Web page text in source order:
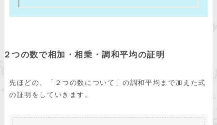
２つの数で相加・相乗・調和平均の証明
先ほどの、「２つの数について」の調和平均まで加えた式
の証明をしていきます。